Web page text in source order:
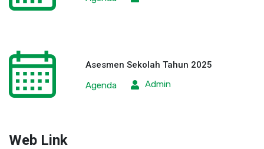
Asesmen Sekolah Tahun 2025
Agenda
Admin
Web Link